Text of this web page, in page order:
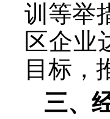
训等举
区企业
目标，
三、